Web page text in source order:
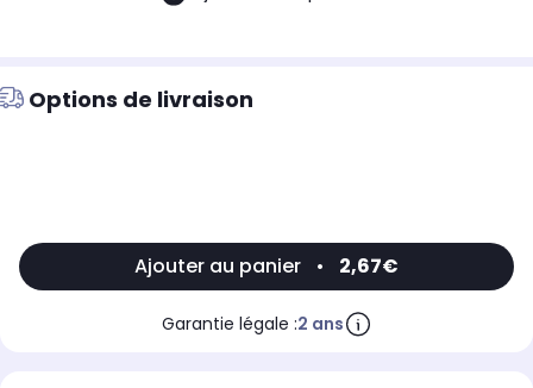
Options de livraison
Ajouter au panier • 2,67€
Garantie légale :2 ans